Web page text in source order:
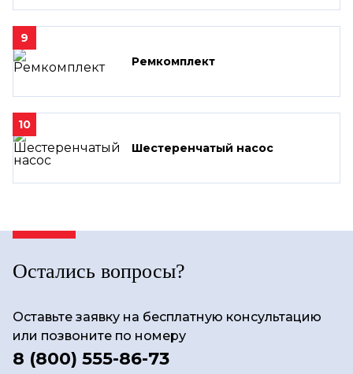
9
Ремкомплект
10
Шестеренчатый насос
Остались вопросы?
Оставьте заявку на бесплатную консультацию
или позвоните по номеру
8 (800) 555-86-73